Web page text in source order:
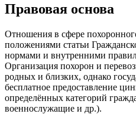
Правовая основа
Отношения в сфере
положениями статьи
нормами и внутренними
Организация похорон и
родных и близких, однако
бесплатное предоставление
определённых категорий
военнослужащие и др.).